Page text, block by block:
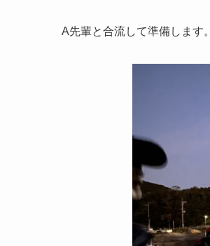
A先輩と合流して準備します。